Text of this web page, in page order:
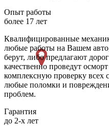
Опыт работы
более 17 лет
Квалифицированные
любые работы на Вашем
берут, либо предлагают
качественно проведут
комплексную проверку всех
любые поломки и
проблем.
Гарантия
до 2-х лет